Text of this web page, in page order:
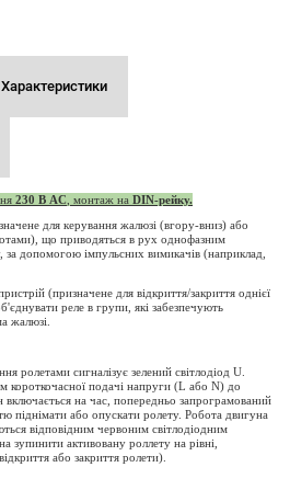
Характеристики
230 В AC , монтаж на DIN-рейку.
для керування жалюзі (вгору-вниз) або
що приводяться в рух однофазним
допомогою імпульсних вимикачів (наприклад,
(призначене для відкриття/закриття однієї
реле в групи, які забезпечують
жалюзі.
ролетами сигналізує зелений світлодіод U.
короткочасної подачі напруги (L або N) до
на час, попередньо запрограмований
піднімати або опускати ролету. Робота двигуна
відповідним червоним світлодіодним
активовану роллету на рівні,
або закриття ролети).